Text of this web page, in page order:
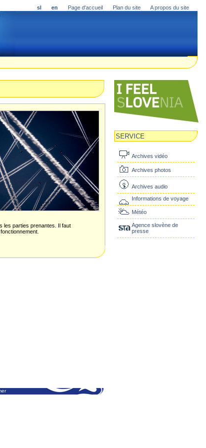
sl en Page d'accueil Plan du site A propos du site
SERVICE
Archives vidéo
Archives photos
Archives audio
Informations de voyage
Météo
Agence slovène de
presse
les parties prenantes. Il faut